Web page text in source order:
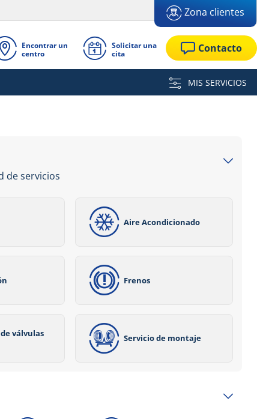
Zona clientes
Encontrar un
centro
Solicitar una
cita
Contacto
MIS SERVICIOS
de servicios
Aire Acondicionado
Frenos
válvulas
Servicio de montaje